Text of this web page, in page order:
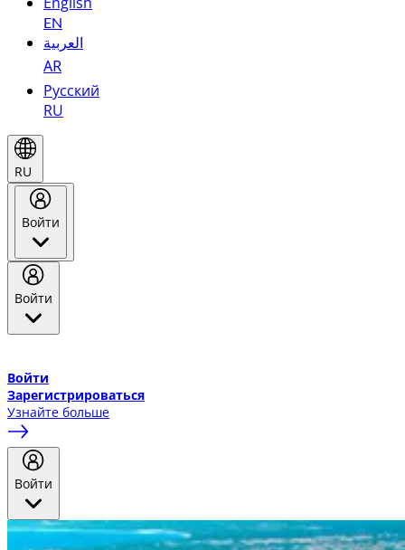
EN
العربية
AR
Русский
RU
RU
Войти
Войти
Войти
Зарегистрироваться
Узнайте больше
Войти